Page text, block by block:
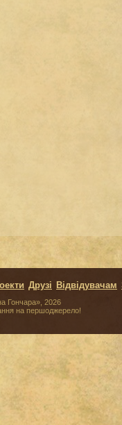
Гончара», 2026
на першоджерело!
Друзі Відвідувачам